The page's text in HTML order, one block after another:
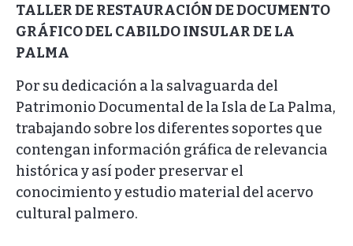
TALLER DE RESTAURACIÓN DE DOCUMENTO
GRÁFICO DEL CABILDO INSULAR DE LA
PALMA
Por su dedicación a la salvaguarda del
Patrimonio Documental de la Isla de La Palma,
trabajando sobre los diferentes soportes que
contengan información gráfica de relevancia
histórica y así poder preservar el
conocimiento y estudio material del acervo
cultural palmero.